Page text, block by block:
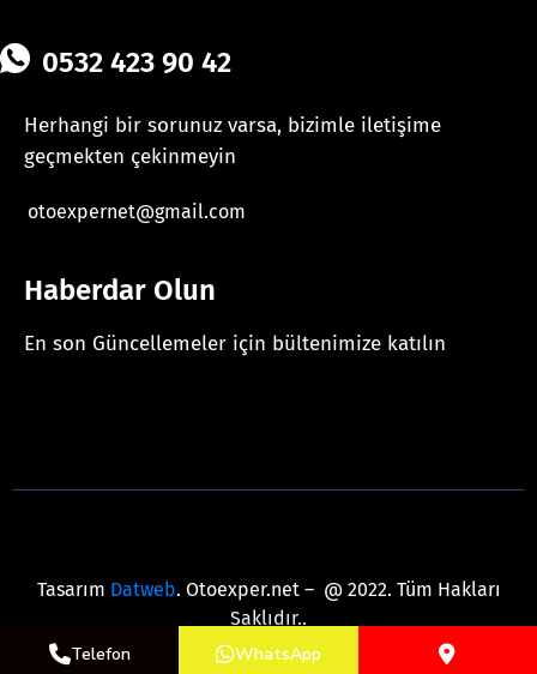
0532 423 90 42
Herhangi bir sorunuz varsa, bizimle iletişime
geçmekten çekinmeyin
otoexpernet@gmail.com
Haberdar Olun
En son Güncellemeler için bültenimize katılın
Tasarım Datweb. Otoexper.net – @ 2022. Tüm Hakları
Saklıdır..
Telefon
WhatsApp